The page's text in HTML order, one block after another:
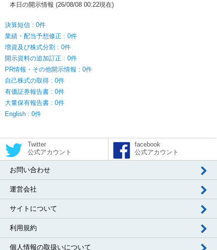
本日の開示情報 (26/08/08 00:22現在)
決算短信 : 0件
業績・配当予想修正 : 0件
増資及び株式分割 : 0件
開示資料の追加訂正 : 0件
PR情報・その他開示情報 : 0件
自己株式の取得 : 0件
有価証券報告書 : 0件
大量保有報告書 : 0件
English : 0件
Twitter
公式アカウント
facebook
公式アカウント
お問い合わせ
運営会社
サイトについて
利用規約
個人情報の取扱いについて